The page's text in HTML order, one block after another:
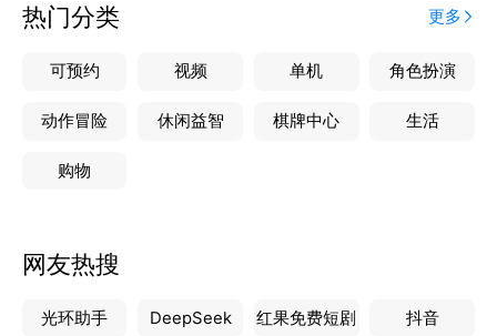
热门分类 更多
可预约 视频 单机 角色扮演
动作冒险 休闲益智 棋牌中心 生活
购物
网友热搜
光环助手 DeepSeek 红果免费短剧 抖音